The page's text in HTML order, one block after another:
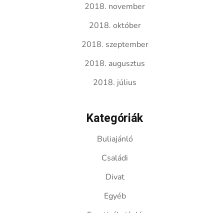
2018. november
2018. október
2018. szeptember
2018. augusztus
2018. július
Kategóriák
Buliajánló
Családi
Divat
Egyéb